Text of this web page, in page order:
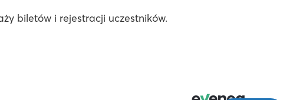
biletów i rejestracji uczestników.